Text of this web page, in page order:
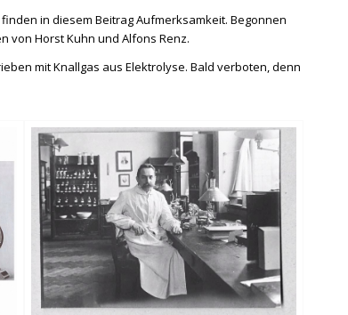
in diesem Beitrag Aufmerksamkeit. Begonnen
von Horst Kuhn und Alfons Renz.
mit Knallgas aus Elektrolyse. Bald verboten, denn